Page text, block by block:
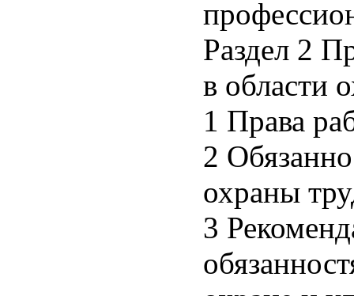
Раздел 2
в области
1 Права
2
охраны
3